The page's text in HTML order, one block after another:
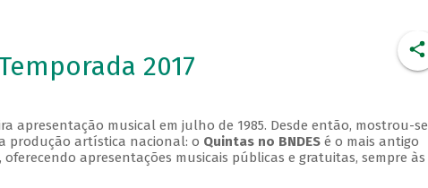
2017
apresentação musical em julho de 1985. Desde então, mostrou-se
produção artística nacional: o Quintas no BNDESé o mais antigo
apresentações musicais públicas e gratuitas, sempre às